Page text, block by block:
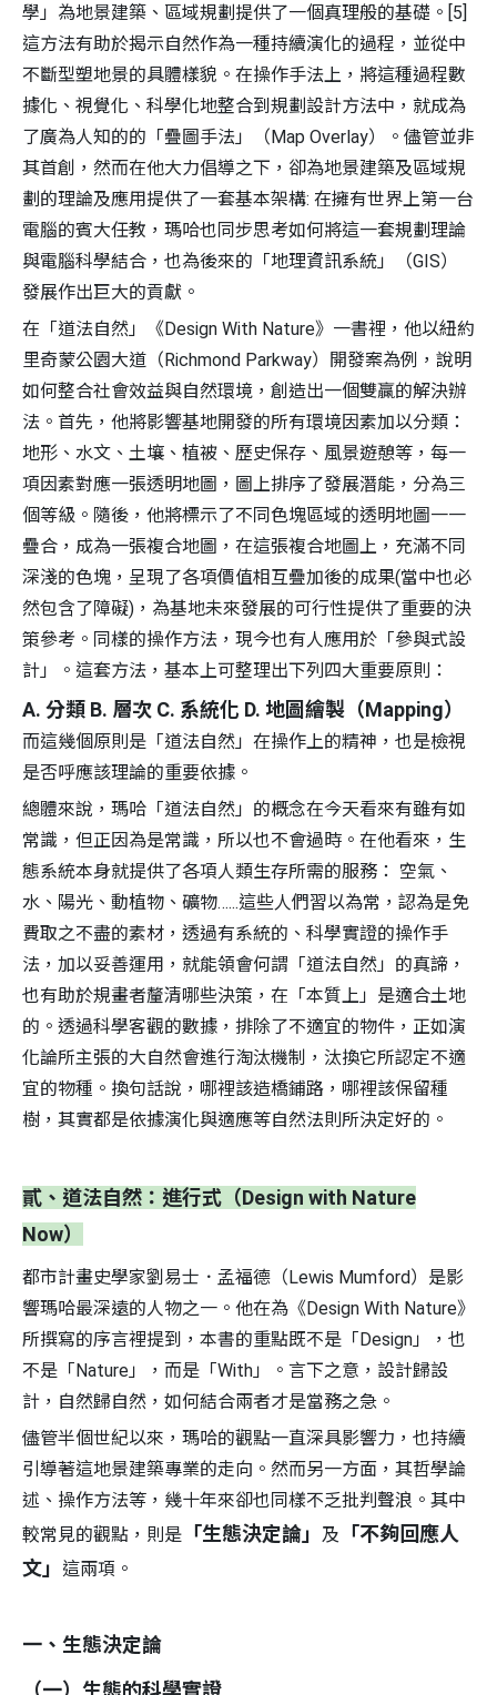
學」為地景建築、區域規劃提供了一個真理般的基礎。[5]
這方法有助於揭示自然作為一種持續演化的過程，並從中
不斷型塑地景的具體樣貌。在操作手法上，將這種過程數
據化、視覺化、科學化地整合到規劃設計方法中，就成為
了廣為人知的的「疊圖手法」（Map Overlay）。儘管並非
其首創，然而在他大力倡導之下，卻為地景建築及區域規
劃的理論及應用提供了一套基本架構: 在擁有世界上第一台
電腦的賓大任教，瑪哈也同步思考如何將這一套規劃理論
與電腦科學結合，也為後來的「地理資訊系統」（GIS）
發展作出巨大的貢獻。
在「道法自然」《Design With Nature》一書裡，他以紐約
里奇蒙公園大道（Richmond Parkway）開發案為例，說明
如何整合社會效益與自然環境，創造出一個雙贏的解決辦
法。首先，他將影響基地開發的所有環境因素加以分類：
地形、水文、土壤、植被、歷史保存、風景遊憩等，每一
項因素對應一張透明地圖，圖上排序了發展潛能，分為三
個等級。隨後，他將標示了不同色塊區域的透明地圖一一
疊合，成為一張複合地圖，在這張複合地圖上，充滿不同
深淺的色塊，呈現了各項價值相互疊加後的成果(當中也必
然包含了障礙)，為基地未來發展的可行性提供了重要的決
策參考。同樣的操作方法，現今也有人應用於「參與式設
計」。這套方法，基本上可整理出下列四大重要原則：
A. 分類 B. 層次 C. 系統化 D. 地圖繪製（Mapping）
而這幾個原則是「道法自然」在操作上的精神，也是檢視
是否呼應該理論的重要依據。
總體來說，瑪哈「道法自然」的概念在今天看來有雖有如
常識，但正因為是常識，所以也不會過時。在他看來，生
態系統本身就提供了各項人類生存所需的服務： 空氣、
水、陽光、動植物、礦物…...這些人們習以為常，認為是免
費取之不盡的素材，透過有系統的、科學實證的操作手
法，加以妥善運用，就能領會何謂「道法自然」的真諦，
也有助於規畫者釐清哪些決策，在「本質上」是適合土地
的。透過科學客觀的數據，排除了不適宜的物件，正如演
化論所主張的大自然會進行淘汰機制，汰換它所認定不適
宜的物種。換句話說，哪裡該造橋鋪路，哪裡該保留種
樹，其實都是依據演化與適應等自然法則所決定好的。
貳、道法自然：進行式（Design with Nature
Now）
都市計畫史學家劉易士．孟福德（Lewis Mumford）是影
響瑪哈最深遠的人物之一。他在為《Design With Nature》
所撰寫的序言裡提到，本書的重點既不是「Design」，也
不是「Nature」，而是「With」。言下之意，設計歸設
計，自然歸自然，如何結合兩者才是當務之急。
儘管半個世紀以來，瑪哈的觀點一直深具影響力，也持續
引導著這地景建築專業的走向。然而另一方面，其哲學論
述、操作方法等，幾十年來卻也同樣不乏批判聲浪。其中
較常見的觀點，則是 「生態決定論」 及
「不夠回應人
文」
這兩項。
一、生態決定論